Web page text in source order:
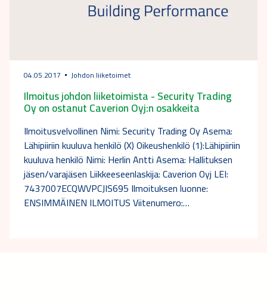
04.05.2017 Johdon liiketoimet
Ilmoitus johdon liiketoimista - Security Trading
Oy on ostanut Caverion Oyj:n osakkeita
Ilmoitusvelvollinen Nimi: Security Trading Oy Asema:
Lähipiiriin kuuluva henkilö (X) Oikeushenkilö (1):Lähipiiriin
kuuluva henkilö Nimi: Herlin Antti Asema: Hallituksen
jäsen/varajäsen Liikkeeseenlaskija: Caverion Oyj LEI:
7437007ECQWVPCJIS695 Ilmoituksen luonne:
ENSIMMÄINEN ILMOITUS Viitenumero:…